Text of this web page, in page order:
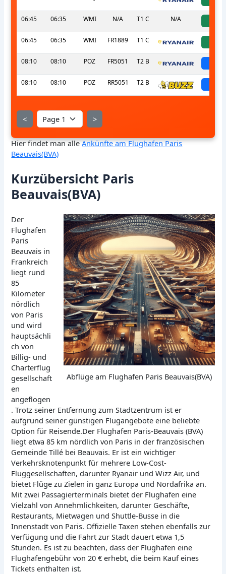
06:45 06:35 WMI N/A T1 C N/A
06:45 06:35 WMI FR1889 T1 C
08:10 08:10 POZ FR5051 T2 B
08:10 08:10 POZ RR5051 T2 B
< >
Hier findet man alleAnkünfte am Flughafen Paris
Beauvais(BVA)
Kurzübersicht Paris
Beauvais(BVA)
Abflüge am Flughafen Paris Beauvais(BVA)
Der
Flughafen
Paris
Beauvais in
Frankreich
liegt rund
85
Kilometer
nördlich
von Paris
und wird
hauptsächli
ch von
Billig- und
Charterflug
gesellschaft
en
angeflogen
. Trotz seiner Entfernung zum Stadtzentrum ist er
aufgrund seiner günstigen Flugangebote eine beliebte
Option für Reisende.Der Flughafen Paris-Beauvais (BVA)
liegt etwa 85 km nördlich von Paris in der französischen
Gemeinde Tillé bei Beauvais. Er ist ein wichtiger
Verkehrsknotenpunkt für mehrere Low-Cost-
Fluggesellschaften, darunter Ryanair und Wizz Air, und
bietet Flüge zu Zielen in ganz Europa und Nordafrika an.
Mit zwei Passagierterminals bietet der Flughafen eine
Vielzahl von Annehmlichkeiten, darunter Geschäfte,
Restaurants, Mietwagen und Shuttle-Busse in die
Innenstadt von Paris. Offizielle Taxen stehen ebenfalls zur
Verfügung und die Fahrt zur Stadt dauert etwa 1,5
Stunden. Es ist zu beachten, dass der Flughafen eine
Flughafengebühr von 20 € erhebt, die beim Kauf eines
Tickets enthalten ist.